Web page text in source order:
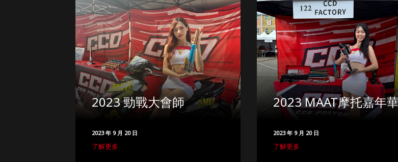
2023 勁戰大會師
2023 年 9 月 20 日
了解更多
2023 MAAT摩托嘉年
2023 年 9 月 20 日
了解更多